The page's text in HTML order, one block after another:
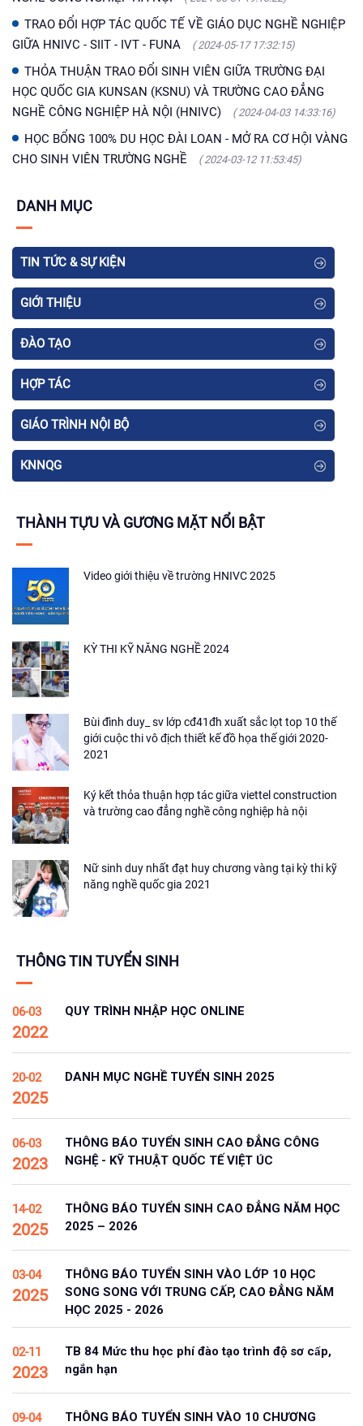
TRAO ĐỔI HỢP TÁC QUỐC TẾ VỀ GIÁO DỤC NGHỀ NGHIỆP
GIỮA HNIVC - SIIT - IVT - FUNA
( 2024-05-17 17:32:15)
THỎA THUẬN TRAO ĐỔI SINH VIÊN GIỮA TRƯỜNG ĐẠI
HỌC QUỐC GIA KUNSAN (KSNU) VÀ TRƯỜNG CAO ĐẲNG
NGHỀ CÔNG NGHIỆP HÀ NỘI (HNIVC)
( 2024-04-03 14:33:16)
HỌC BỔNG 100% DU HỌC ĐÀI LOAN - MỞ RA CƠ HỘI VÀNG
CHO SINH VIÊN TRƯỜNG NGHỀ
( 2024-03-12 11:53:45)
DANH MỤC
TIN TỨC & SỰ KIỆN
GIỚI THIỆU
ĐÀO TẠO
HỢP TÁC
GIÁO TRÌNH NỘI BỘ
KNNQG
THÀNH TỰU VÀ GƯƠNG MẶT NỔI BẬT
Video giới thiệu về trường HNIVC 2025
KỲ THI KỸ NĂNG NGHỀ 2024
Bùi đình duy_ sv lớp cđ41đh xuất sắc lọt top 10 thế
giới cuộc thi vô địch thiết kế đồ họa thế giới 2020-
2021
Ký kết thỏa thuận hợp tác giữa viettel construction
và trường cao đẳng nghề công nghiệp hà nội
Nữ sinh duy nhất đạt huy chương vàng tại kỳ thi kỹ
năng nghề quốc gia 2021
THÔNG TIN TUYỂN SINH
06-03
2022
QUY TRÌNH NHẬP HỌC ONLINE
20-02
2025
DANH MỤC NGHỀ TUYỂN SINH 2025
06-03
2023
THÔNG BÁO TUYỂN SINH CAO ĐẲNG CÔNG
NGHỆ - KỸ THUẬT QUỐC TẾ VIỆT ÚC
14-02
2025
THÔNG BÁO TUYỂN SINH CAO ĐẲNG NĂM HỌC
2025 – 2026
03-04
2025
THÔNG BÁO TUYỂN SINH VÀO LỚP 10 HỌC
SONG SONG VỚI TRUNG CẤP, CAO ĐẲNG NĂM
HỌC 2025 - 2026
02-11
2023
TB 84 Mức thu học phí đào tạo trình độ sơ cấp,
ngắn hạn
09-04
THÔNG BÁO TUYỂN SINH VÀO 10 CHƯƠNG